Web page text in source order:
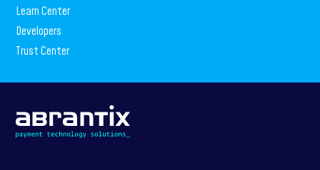
Learn Center
Developers
Trust Center